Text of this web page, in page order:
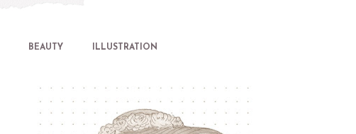
BEAUTY ILLUSTRATION